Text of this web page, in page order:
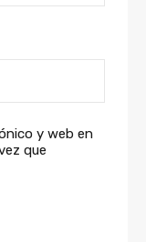
y web en
que